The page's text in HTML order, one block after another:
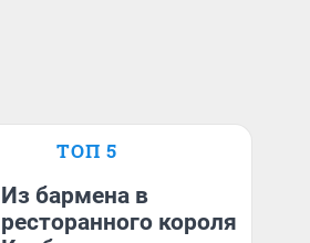
ТОП 5
Из бармена в
ресторанного короля